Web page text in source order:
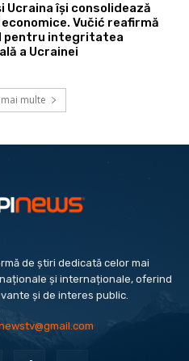
Ucraina își consolidează
Vučić reafirmă
pentru integritatea
a Ucrainei
multe
de știri dedicată celor mai
și internaționale, oferind
și de interes public.